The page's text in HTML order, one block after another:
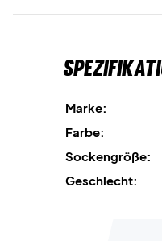
Die Socken haben ein
Minimiere das Risiko von
Beinhaltet drei Paar
Farbe: Weiß mit
Marke:
Farbe:
Sockengröße:
Geschlecht: